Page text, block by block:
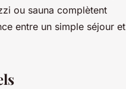
ou sauna complètent
entre un simple séjour et